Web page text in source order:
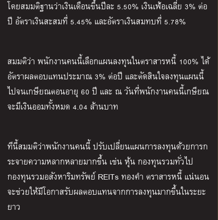
โดยสมมติฐานว่าเงินเดือนขึ้นปีละ 5.50% เงินเฟ้อเฉลี่ย 3% ต่อ
ปี อัตราเงินสะสมที่ 5.45% และอัตราเงินสมทบที่ 5.78%
สมมติว่า พนักงานคนนี้เลือกแผนลงทุนในตราสารหนี้ 100% ได้
อัตราผลตอบแทนประมาณ 3% ต่อปี และตัดสินใจลงทุนแผนนี้
ไปจนเกษียณตอนอายุ 60 ปี และ ณ วันที่พนักงานคนนี้เกษียณ
จะมีเงินออมทั้งหมด 4.04 ล้านบาท
ทีนี้สมมติว่าพนักงานคนนี้ ปรับเปลี่ยนแผนการลงทุนด้วยการก
ระจายความหลากหลายมากขึ้น เช่น หุ้น กองทุนรวมทั่วไป
กองทุนรวมอสังหาริมทรัพย์ REITs ทองคำ ตราสารหนี้ แน่นอน
จะช่วยให้มีโอกาสรับผลตอบแทนจากการลงทุนมากขึ้นในระยะ
ยาว